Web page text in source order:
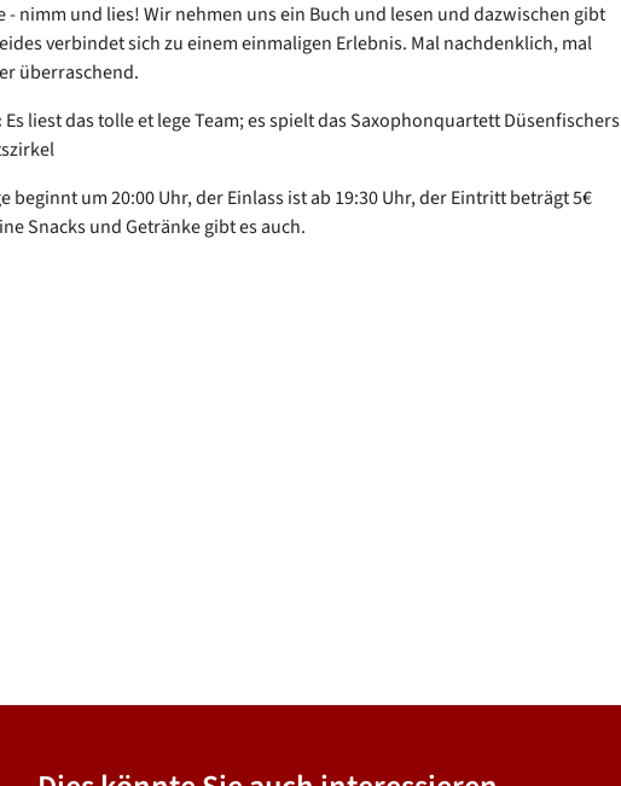
- nimm und lies! Wir nehmen uns ein Buch und lesen und dazwischen gibt
verbindet sich zu einem einmaligen Erlebnis. Mal nachdenklich, mal
überraschend.
Es liest das tolle et lege Team; es spielt das Saxophonquartett Düsenfischers
beginnt um 20:00 Uhr, der Einlass ist ab 19:30 Uhr, der Eintritt beträgt 5€
Snacks und Getränke gibt es auch.